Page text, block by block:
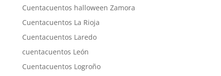
Cuentacuentos halloween Zamora
Cuentacuentos La Rioja
Cuentacuentos Laredo
cuentacuentos León
Cuentacuentos Logroño